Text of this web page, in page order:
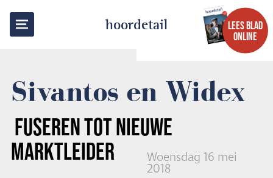
hoordetail
LEES BLAD
ONLINE
Sivantos en Widex
FUSEREN TOT NIEUWE
MARKTLEIDER
Woensdag 16 mei
2018
TERUG NAAR OVERZICHT